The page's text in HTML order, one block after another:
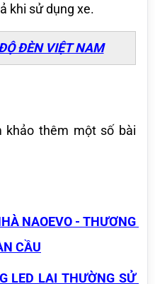
khi sử dụng xe.
ĐÈN VIỆT NAM
khảo thêm một số bài
NAOEVO - THƯƠNG
CẦU
LED LẠI THƯỜNG SỬ